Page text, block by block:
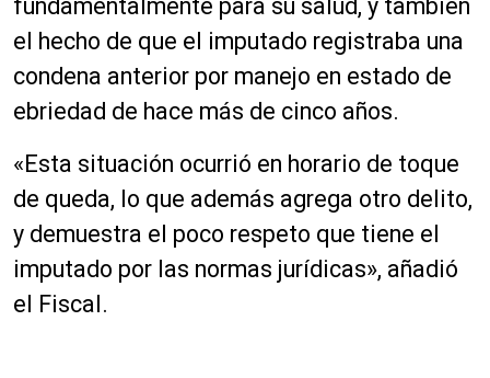
fundamentalmente para su salud, y también
el hecho de que el imputado registraba una
condena anterior por manejo en estado de
ebriedad de hace más de cinco años.
«Esta situación ocurrió en horario de toque
de queda, lo que además agrega otro delito,
y demuestra el poco respeto que tiene el
imputado por las normas jurídicas», añadió
el Fiscal.